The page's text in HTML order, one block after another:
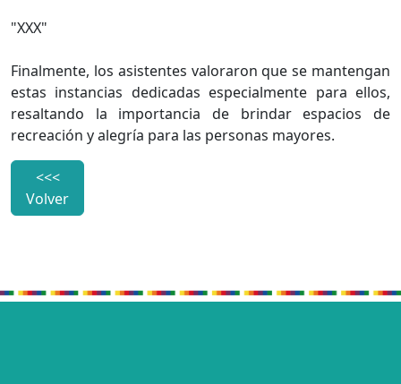
"XXX"
Finalmente, los asistentes valoraron que se mantengan
estas instancias dedicadas especialmente para ellos,
resaltando la importancia de brindar espacios de
recreación y alegría para las personas mayores.
<<<
Volver